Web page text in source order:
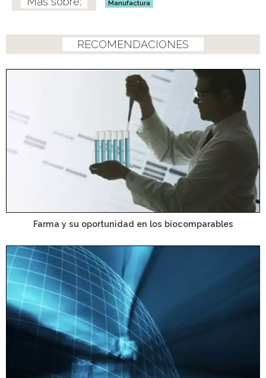
Manufactura
RECOMENDACIONES
Farma y su oportunidad en los biocomparables